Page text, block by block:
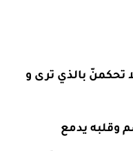
تحكمنّ بالذي ترى و
وقلبه يدمع